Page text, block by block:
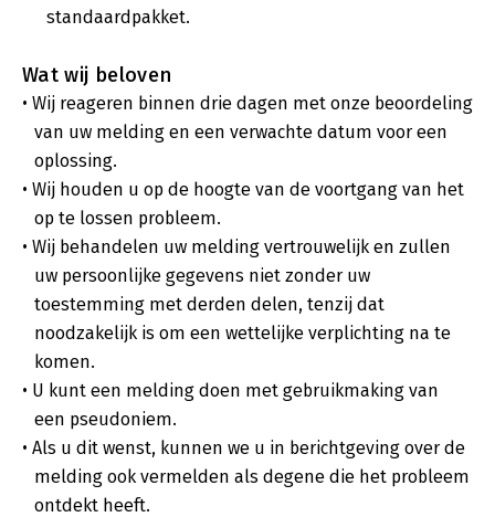
standaardpakket.
Wat wij beloven
Wij reageren binnen drie dagen met onze beoordeling
van uw melding en een verwachte datum voor een
oplossing.
Wij houden u op de hoogte van de voortgang van het
op te lossen probleem.
Wij behandelen uw melding vertrouwelijk en zullen
uw persoonlijke gegevens niet zonder uw
toestemming met derden delen, tenzij dat
noodzakelijk is om een wettelijke verplichting na te
komen.
U kunt een melding doen met gebruikmaking van
een pseudoniem.
Als u dit wenst, kunnen we u in berichtgeving over de
melding ook vermelden als degene die het probleem
ontdekt heeft.